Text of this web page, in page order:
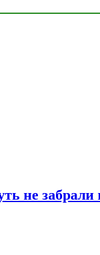
не забрали